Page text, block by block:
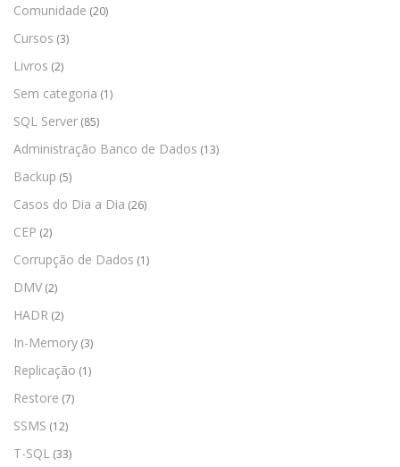
Comunidade (20)
Cursos (3)
Livros (2)
Sem categoria (1)
SQL Server (85)
Administração Banco de Dados (13)
Backup (5)
Casos do Dia a Dia (26)
CEP (2)
Corrupção de Dados (1)
DMV (2)
HADR (2)
In-Memory (3)
Replicação (1)
Restore (7)
SSMS (12)
T-SQL (33)